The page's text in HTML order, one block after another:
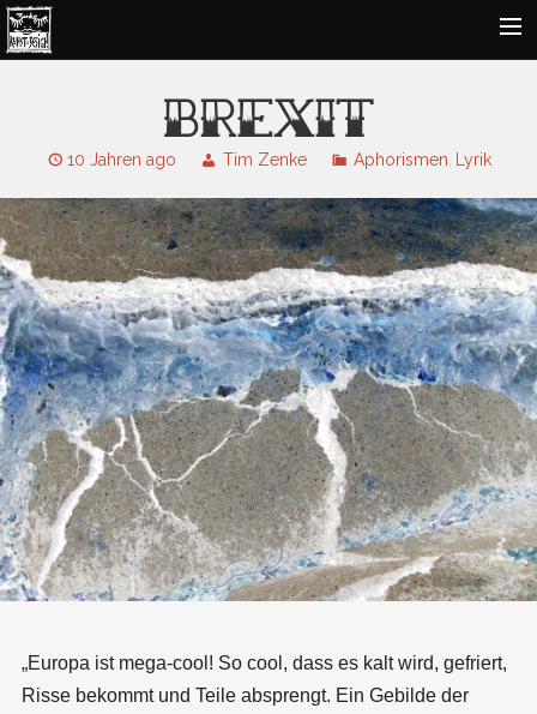
KUNST UND MALEREI
LYRIK
DARSTELLENDE KUNST
KONTAKT
BREXIT
10 Jahren ago Tim Zenke Aphorismen, Lyrik
„Europa ist mega-cool! So cool, dass es kalt wird, gefriert,
Risse bekommt und Teile absprengt. Ein Gebilde der